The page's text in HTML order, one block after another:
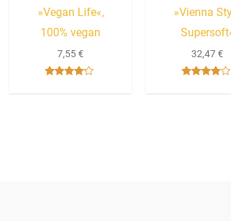
»Vegan Life«,
100% vegan
7,55€
»Vienna
32,47€